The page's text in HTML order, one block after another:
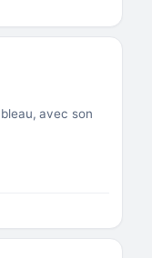
avec son